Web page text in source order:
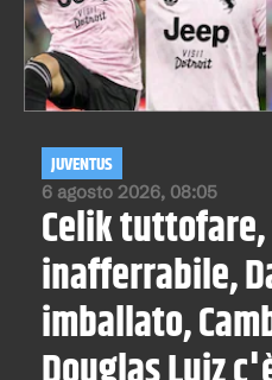
6 agosto 2026, 08:05
JUVENTUS
Celik tuttofare,
inafferrabile,
imballato,